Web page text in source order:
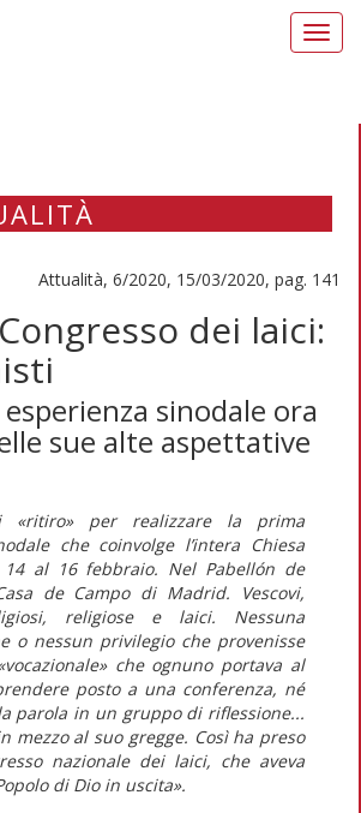
Attualità, 6/2020, 15/03/2020, pag. 141
dei laici:
sinodale ora
sue alte aspettative
«ritiro» per realizzare la prima
che coinvolge l’intera Chiesa
14 al 16 febbraio. Nel Pabellón de
de Campo di Madrid. Vescovi,
religiose e laici. Nessuna
o nessun privilegio che provenisse
che ognuno portava al
posto a una conferenza, né
parola in un gruppo di riflessione...
mezzo al suo gregge. Così ha preso
nazionale dei laici, che aveva
di Dio in uscita».